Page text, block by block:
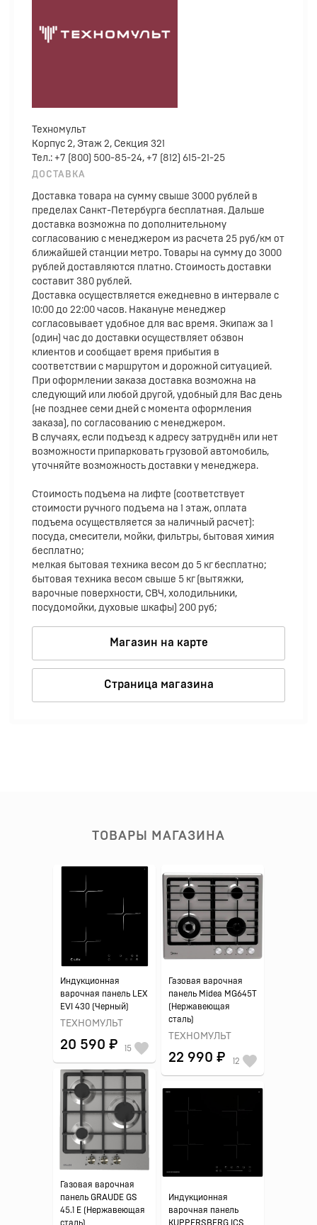
Техномульт
Корпус 2, Этаж 2, Секция 321
Тел.: +7 (800) 500-85-24, +7 (812) 615-21-25
ДОСТАВКА
Доставка товара на сумму свыше 3000 рублей в
пределах Санкт-Петербурга бесплатная. Дальше
доставка возможна по дополнительному
согласованию с менеджером из расчета 25 руб/км от
ближайшей станции метро. Товары на сумму до 3000
рублей доставляются платно. Стоимость доставки
составит 380 рублей.
Доставка осуществляется ежедневно в интервале с
10:00 до 22:00 часов. Накануне менеджер
согласовывает удобное для вас время. Экипаж за 1
(один) час до доставки осуществляет обзвон
клиентов и сообщает время прибытия в
соответствии с маршрутом и дорожной ситуацией.
При оформлении заказа доставка возможна на
следующий или любой другой, удобный для Вас день
(не позднее семи дней с момента оформления
заказа), по согласованию с менеджером.
В случаях, если подъезд к адресу затруднён или нет
возможности припарковать грузовой автомобиль,
уточняйте возможность доставки у менеджера.
Стоимость подъема на лифте (соответствует
стоимости ручного подъема на 1 этаж, оплата
подъема осуществляется за наличный расчет):
посуда, смесители, мойки, фильтры, бытовая химия
бесплатно;
мелкая бытовая техника весом до 5 кг бесплатно;
бытовая техника весом свыше 5 кг (вытяжки,
варочные поверхности, СВЧ, холодильники,
посудомойки, духовые шкафы) 200 руб;
Магазин на карте
Страница магазина
ТОВАРЫ МАГАЗИНА
Индукционная
варочная панель LEX
EVI 430 (Черный)
ТЕХНОМУЛЬТ
20 590 ₽ 15
Газовая варочная
панель Midea MG645T
(Нержавеющая
сталь)
ТЕХНОМУЛЬТ
22 990 ₽ 12
Газовая варочная
панель GRAUDE GS
45.1 E (Нержавеющая
сталь)
Индукционная
варочная панель
KUPPERSBERG ICS